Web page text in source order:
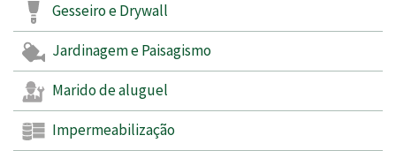
Gesseiro e Drywall
Jardinagem e Paisagismo
Marido de aluguel
Impermeabilização